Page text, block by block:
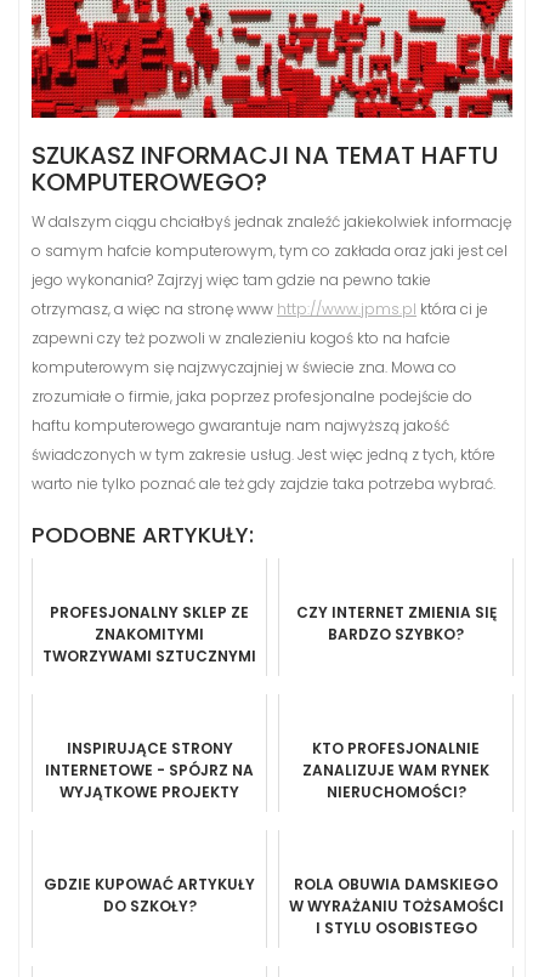
SZUKASZ INFORMACJI NA TEMAT HAFTU
KOMPUTEROWEGO?
W dalszym ciągu chciałbyś jednak znaleźć jakiekolwiek informację
o samym hafcie komputerowym, tym co zakłada oraz jaki jest cel
jego wykonania? Zajrzyj więc tam gdzie na pewno takie
otrzymasz, a więc na stronę www http://www.jpms.pl która ci je
zapewni czy też pozwoli w znalezieniu kogoś kto na hafcie
komputerowym się najzwyczajniej w świecie zna. Mowa co
zrozumiałe o firmie, jaka poprzez profesjonalne podejście do
haftu komputerowego gwarantuje nam najwyższą jakość
świadczonych w tym zakresie usług. Jest więc jedną z tych, które
warto nie tylko poznać ale też gdy zajdzie taka potrzeba wybrać.
PODOBNE ARTYKUŁY:
PROFESJONALNY SKLEP ZE
ZNAKOMITYMI
TWORZYWAMI SZTUCZNYMI
CZY INTERNET ZMIENIA SIĘ
BARDZO SZYBKO?
INSPIRUJĄCE STRONY
INTERNETOWE - SPÓJRZ NA
WYJĄTKOWE PROJEKTY
KTO PROFESJONALNIE
ZANALIZUJE WAM RYNEK
NIERUCHOMOŚCI?
GDZIE KUPOWAĆ ARTYKUŁY
DO SZKOŁY?
ROLA OBUWIA DAMSKIEGO
W WYRAŻANIU TOŻSAMOŚCI
I STYLU OSOBISTEGO